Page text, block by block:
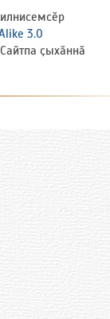
3.0
ҫыхӑннӑ